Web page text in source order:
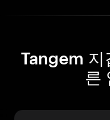
Tangem 지
른